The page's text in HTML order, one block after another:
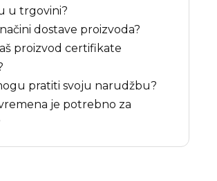
u trgovini?
dostave proizvoda?
proizvod certifikate
pratiti svoju narudžbu?
je potrebno za